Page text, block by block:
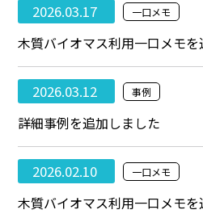
2026.03.17 一口メモ
木質バイオマス利用一口メモ
2026.03.12 事例
詳細事例を追加しました
2026.02.10 一口メモ
木質バイオマス利用一口メモ